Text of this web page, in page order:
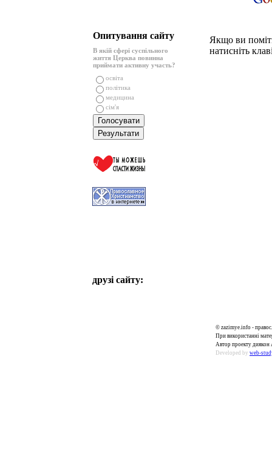
Опитування сайту
В якій сфері суспільного
життя Церква повинна
приймати активну участь?
освіта
політика
медицина
сім'я
друзі сайту:
Якщо ви
натисніть
© zazimye.info -
При використанні
Автор проекту диякон
Developed by web-